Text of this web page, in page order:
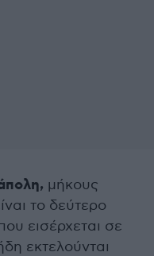
μήκους
το δεύτερο
εισέρχεται σε
εκτελούνται